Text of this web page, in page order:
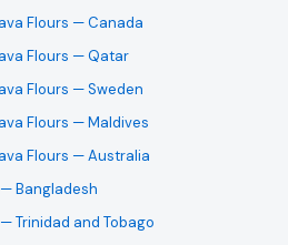
球 B2B 市场,我们鼓励任何有能力
复?
性。我们建议尽快提交您的 flour
在敲定大合同前会要求样品。您
Flours — Canada
Flours — Qatar
Flours — Sweden
Flours — Maldives
Flours — Australia
— Bangladesh
— Trinidad and Tobago